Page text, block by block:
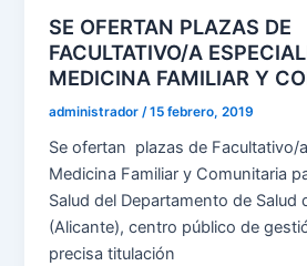
SE OFERTAN PLAZAS DE
FACULTATIVO/A
MEDICINA FAMILIAR Y
administrador /15 febrero, 2019
Se ofertan plazas de Facultativo/
Medicina Familiar y Comunitaria
Salud del Departamento de Salud
(Alicante), centro público de
precisa titulación